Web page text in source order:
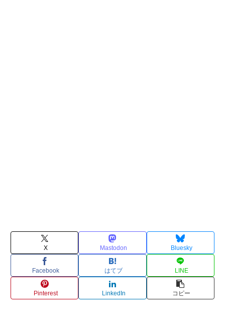
X Mastodon Bluesky
Facebook はてブ LINE
Pinterest LinkedIn コピー